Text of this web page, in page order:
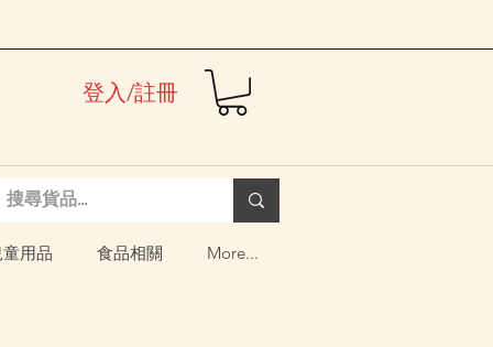
登入/註冊
童用品 食品相關 More...